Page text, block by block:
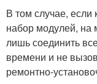
В том случае, если
набор модулей, на
лишь соединить
времени и не
ремонтно-